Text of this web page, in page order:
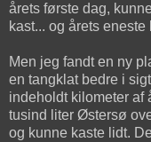
årets første dag,
kast... og årets
Men jeg fandt en ny
en tangklat bedre i
indeholdt kilometer
tusind liter Østersø
og kunne kaste lidt.